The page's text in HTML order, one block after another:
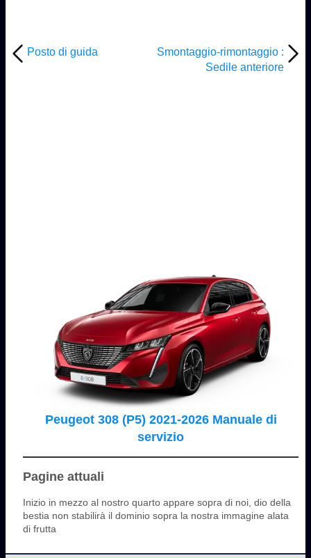
Posto di guida
Smontaggio-rimontaggio :
Sedile anteriore
Peugeot 308 (P5) 2021-2026 Manuale di
servizio
Pagine attuali
Inizio in mezzo al nostro quarto appare sopra di noi, dio della
bestia non stabilirà il dominio sopra la nostra immagine alata
di frutta